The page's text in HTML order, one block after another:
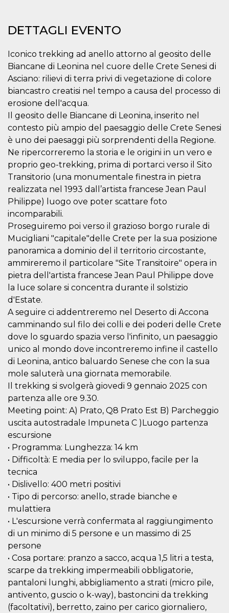
DETTAGLI EVENTO
Iconico trekking ad anello attorno al geosito delle
Biancane di Leonina nel cuore delle Crete Senesi di
Asciano: rilievi di terra privi di vegetazione di colore
biancastro creatisi nel tempo a causa del processo di
erosione dell'acqua.
Il geosito delle Biancane di Leonina, inserito nel
contesto più ampio del paesaggio delle Crete Senesi
è uno dei paesaggi più sorprendenti della Regione.
Ne ripercorreremo la storia e le origini in un vero e
proprio geo-trekking, prima di portarci verso il Sito
Transitorio (una monumentale finestra in pietra
realizzata nel 1993 dall’artista francese Jean Paul
Philippe) luogo ove poter scattare foto
incomparabili.
Proseguiremo poi verso il grazioso borgo rurale di
Mucigliani "capitale"delle Crete per la sua posizione
panoramica a dominio del il territorio circostante,
ammireremo il particolare "Site Transitoire" opera in
pietra dell'artista francese Jean Paul Philippe dove
la luce solare si concentra durante il solstizio
d'Estate.
A seguire ci addentreremo nel Deserto di Accona
camminando sul filo dei colli e dei poderi delle Crete
dove lo sguardo spazia verso l'infinito, un paesaggio
unico al mondo dove incontreremo infine il castello
di Leonina, antico baluardo Senese che con la sua
mole saluterà una giornata memorabile.
Il trekking si svolgerà giovedi 9 gennaio 2025 con
partenza alle ore 9.30.
Meeting point: A) Prato, Q8 Prato Est B) Parcheggio
uscita autostradale Impuneta C )Luogo partenza
escursione
• Programma: Lunghezza: 14 km
• Difficoltà: E media per lo sviluppo, facile per la
tecnica
• Dislivello: 400 metri positivi
• Tipo di percorso: anello, strade bianche e
mulattiera
• L'escursione verrà confermata al raggiungimento
di un minimo di 5 persone e un massimo di 25
persone
• Cosa portare: pranzo a sacco, acqua 1,5 litri a testa,
scarpe da trekking impermeabili obbligatorie,
pantaloni lunghi, abbigliamento a strati (micro pile,
antivento, guscio o k-way), bastoncini da trekking
(facoltativi), berretto, zaino per carico giornaliero,
oooh.events
2 giorni
dal servizio
Cookie-
Script.com per
ricordare le
preferenze di
consenso sui
necessario che il
banner dei
cookie di
Script.com
correttamente.
Storage declaration
Nome
Storage
type
Descrizione
fbssls_314278995690155
storage
wpEmojiSettingsSupports
Session
storage
storage
Nome
Provider /
Dominio
Scadenza Descrizione
Platform Inc.
.facebook.com
settimane
2 giorni
o
datr
Meta
Platform Inc.
.facebook.com
2 anni
Questo
browser
Facebook
sospette, in
particolare
servizio.
afferma
associato a
datr viene
eliminato